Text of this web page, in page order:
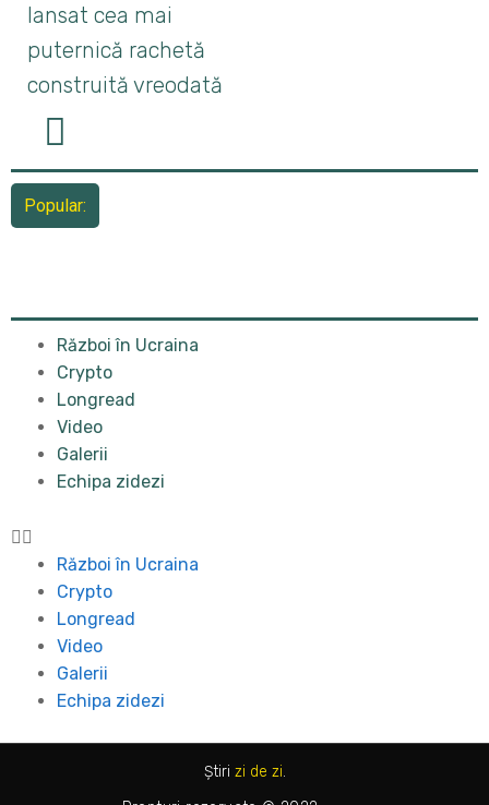
lansat cea mai
puternică rachetă
construită vreodată
Popular:
Război în Ucraina
Crypto
Longread
Video
Galerii
Echipa zidezi
Război în Ucraina
Crypto
Longread
Video
Galerii
Echipa zidezi
Știri zi de zi.